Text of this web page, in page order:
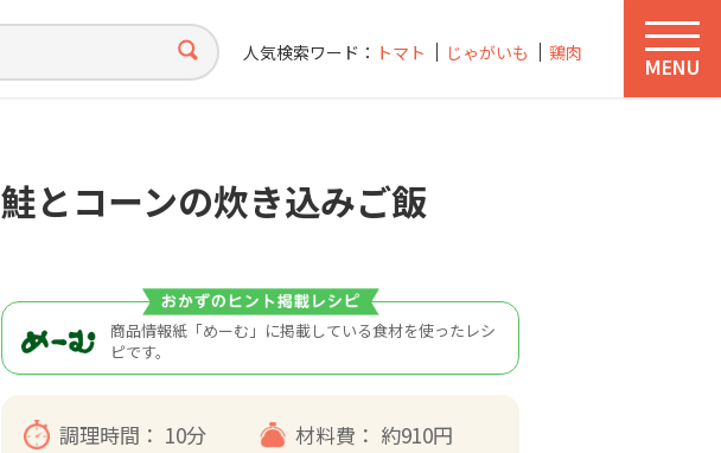
MENU
人気検索ワード： トマト じゃがいも 鶏肉
鮭とコーンの炊き込みご飯
商品情報紙「めーむ」に掲載している食材を使ったレシ
ピです。
調理時間： 10分 材料費： 約910円